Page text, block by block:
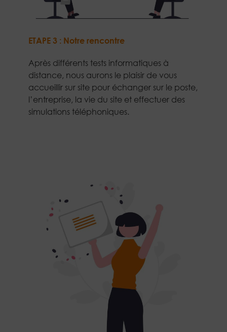
ETAPE 3 : Notre rencontre
Après différents tests informatiques à
distance, nous aurons le plaisir de vous
accueillir sur site pour échanger sur le poste,
l’entreprise, la vie du site et effectuer des
simulations téléphoniques.